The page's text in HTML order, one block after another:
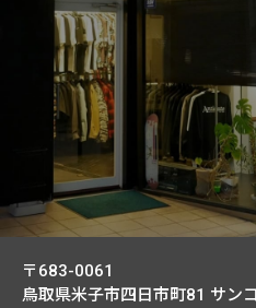
〒683-0061
鳥取県米子市四日市町81 サン